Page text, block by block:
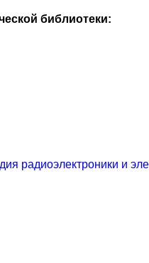
библиотеки:
радиоэлектроники и